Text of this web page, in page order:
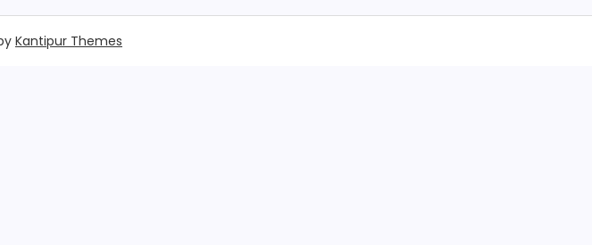
Kantipur Themes